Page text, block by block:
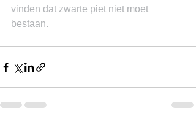
vinden dat zwarte piet niet moet
bestaan.